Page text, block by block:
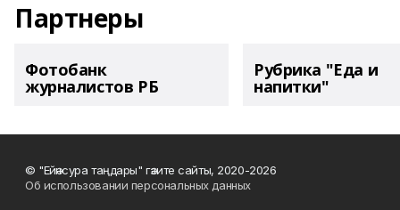
Партнеры
Фотобанк
журналистов РБ
Рубрика "Еда и
напитки"
© "Ейәнсура таңдары" гәзите сайты, 2020-2026
Об использовании персональных данных